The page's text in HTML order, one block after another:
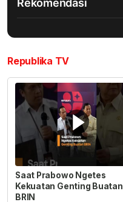
Rekomendasi
Republika TV
Saat Prabowo Ngetes
Kekuatan Genting Buatan
BRIN